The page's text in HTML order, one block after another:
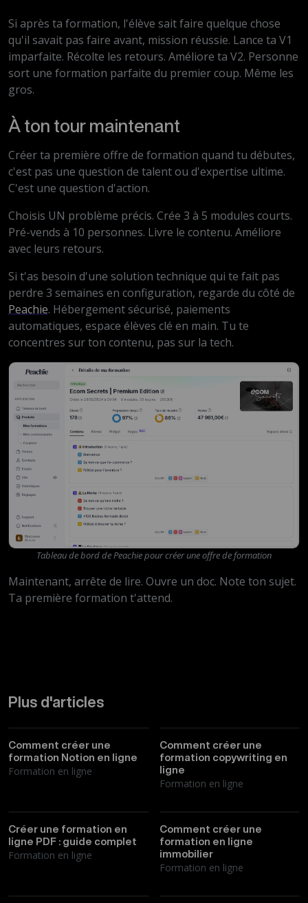
Si après ta formation, l'élève sait faire quelque chose
qu'il savait pas faire avant, mission réussie. Lance ta V1
imparfaite. Récolte les retours. Améliore ta V2. Personne
sort une formation parfaite du premier coup. Même les
gros.
À ton tour maintenant
Créer ta première offre de formation quand tu débutes,
c'est pas une question de talent ou d'expertise ultime.
C'est une question d'action.
Choisis UN problème précis. Crée 3 à 5 modules courts.
Pré-vends à 10 personnes. Livre le contenu. Améliore
avec leurs retours.
Si t'as besoin d'une solution technique qui te fait pas
perdre 3 semaines en configuration, regarde du côté de
Peachie. Hébergement sécurisé, paiements
automatiques, espace élèves clé en main. Tu te
concentres sur ton contenu, pas sur la tech.
Tableau de bord de Peachie pour créer une offre de formation
Maintenant, arrête de lire. Ouvre un doc. Note ton sujet.
Ta première formation t'attend.
Plus d'articles
Thibault 01/04/2026
Comment créer une
formation Notion en ligne
Formation en ligne
Thibault 30/03/2026
Comment créer une
formation copywriting en
ligne
Formation en ligne
Thibault 25/03/2026
Créer une formation en
ligne PDF : guide complet
Formation en ligne
Thibault 23/03/2026
Comment créer une
formation en ligne
immobilier
Formation en ligne